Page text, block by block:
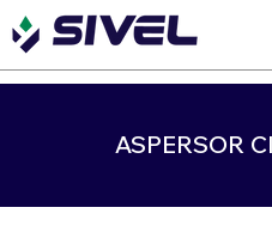
ASPERSOR